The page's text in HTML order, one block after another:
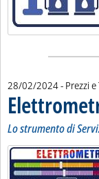
Lista
28/02/2024- Prezzi
Lo strumento di